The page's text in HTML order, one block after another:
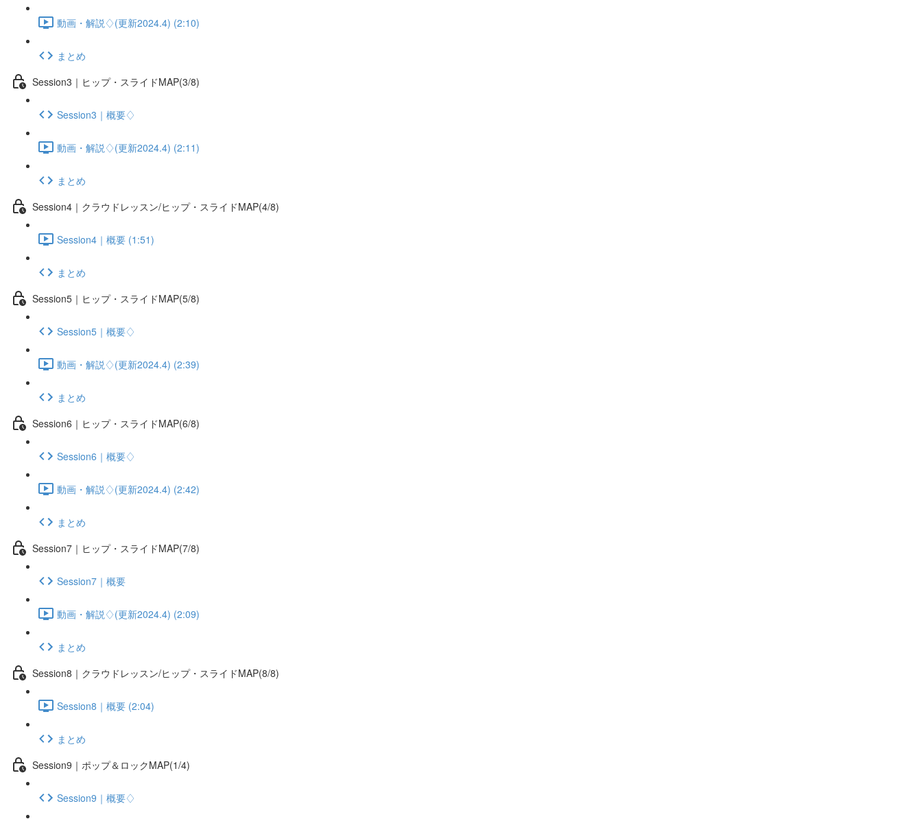
動画・解説♢(更新2024.4) (2:10)
まとめ
Session3｜ヒップ・スライドMAP(3/8)
Session3｜概要♢
動画・解説♢(更新2024.4) (2:11)
まとめ
Session4｜クラウドレッスン/ヒップ・スライドMAP(4/8)
Session4｜概要 (1:51)
まとめ
Session5｜ヒップ・スライドMAP(5/8)
Session5｜概要♢
動画・解説♢(更新2024.4) (2:39)
まとめ
Session6｜ヒップ・スライドMAP(6/8)
Session6｜概要♢
動画・解説♢(更新2024.4) (2:42)
まとめ
Session7｜ヒップ・スライドMAP(7/8)
Session7｜概要
動画・解説♢(更新2024.4) (2:09)
まとめ
Session8｜クラウドレッスン/ヒップ・スライドMAP(8/8)
Session8｜概要 (2:04)
まとめ
Session9｜ポップ＆ロックMAP(1/4)
Session9｜概要♢